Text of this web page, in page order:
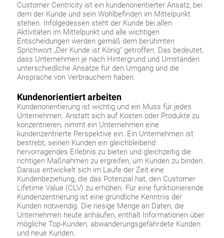
Customer Centricity ist ein kundenorientierter Ansatz, bei
dem der Kunde und sein Wohlbefinden im Mittelpunkt
stehen. Infolgedessen steht der Kunde bei allen
Aktivitäten im Mittelpunkt und alle wichtigen
Entscheidungen werden gemäß dem berühmten
Sprichwort „Der Kunde ist König“ getroffen. Das bedeutet,
dass Unternehmen je nach Hintergrund und Umständen
unterschiedliche Ansätze für den Umgang und die
Ansprache von Verbrauchern haben.
Kundenorientiert arbeiten
Kundenorientierung ist wichtig und ein Muss für jedes
Unternehmen. Anstatt sich auf Kosten oder Produkte zu
konzentrieren, nimmt ein Unternehmen eine
kundenzentrierte Perspektive ein. Ein Unternehmen ist
bestrebt, seinen Kunden ein gleichbleibend
hervorragendes Erlebnis zu bieten und gleichzeitig die
richtigen Maßnahmen zu ergreifen, um Kunden zu binden.
Daraus entwickelt sich im Laufe der Zeit eine
Kundenbeziehung, die das Potenzial hat, den Customer
Lifetime Value (CLV) zu erhöhen. Für eine funktionierende
Kundenzentrierung ist eine gründliche Kenntnis der
Kunden notwendig. Die riesige Menge an Daten, die
Unternehmen heute anhäufen, enthält Informationen über
mögliche Top-Kunden, abwanderungsgefährdete Kunden
und neue Kunden.